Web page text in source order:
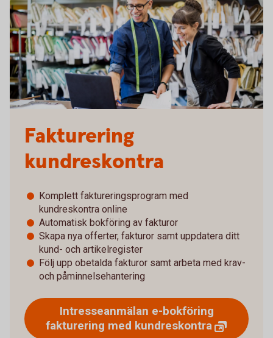
Fakturering
kundreskontra
Komplett faktureringsprogram med
kundreskontra online
Automatisk bokföring av fakturor
Skapa nya offerter, fakturor samt uppdatera ditt
kund- och artikelregister
Följ upp obetalda fakturor samt arbeta med krav-
och påminnelsehantering
Intresseanmälan e-bokföring
fakturering med kundreskontra